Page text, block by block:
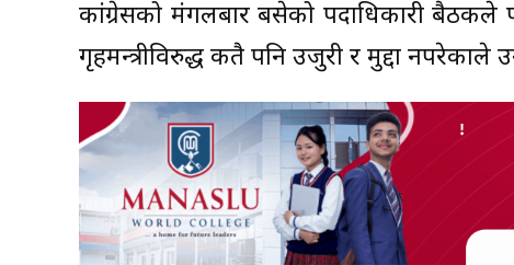
कांग्रेसको मंगलबार बसेको पदाधिकारी बैठकले
गृहमन्त्रीविरुद्ध कतै पनि उजुरी र मुद्दा नपरेकाले